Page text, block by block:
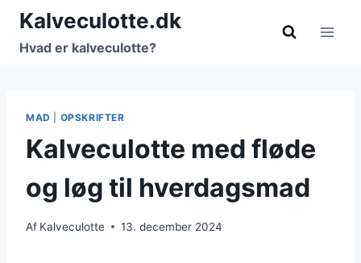
Fortsæt
indhold
Kalveculotte.dk
Hvad er kalveculotte?
MAD OPSKRIFTER
Kalveculotte med fløde
og løg til hverdagsmad
Af Kalveculotte 13. december 2024